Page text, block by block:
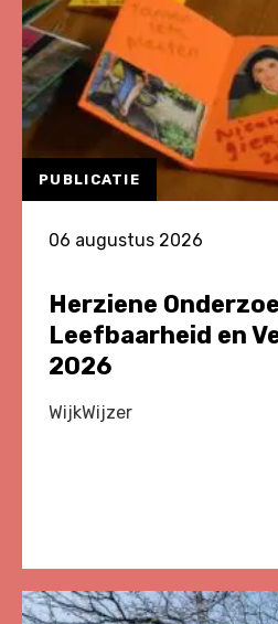
PUBLICATIE
06 augustus 2026
Herziene
Leefbaarheid en
2026
WijkWijzer
meer